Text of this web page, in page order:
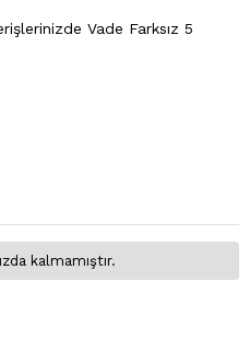
Vade Farksız 5
kalmamıştır.